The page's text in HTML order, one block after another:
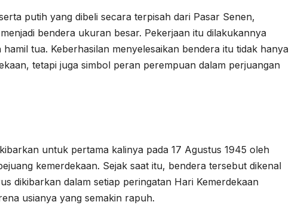
putih yang dibeli secara terpisah dari Pasar Senen,
bendera ukuran besar. Pekerjaan itu dilakukannya
tua. Keberhasilan menyelesaikan bendera itu tidak hanya
tetapi juga simbol peran perempuan dalam perjuangan
untuk pertama kalinya pada 17 Agustus 1945 oleh
kemerdekaan. Sejak saat itu, bendera tersebut dikenal
dikibarkan dalam setiap peringatan Hari Kemerdekaan
usianya yang semakin rapuh.